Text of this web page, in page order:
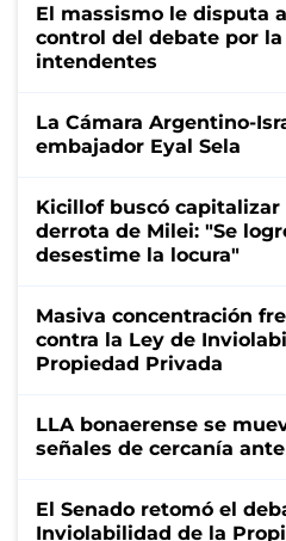
El massismo le disputa
control del debate por
intendentes
La Cámara Argentino-
embajador Eyal Sela
Kicillof buscó capitalizar
derrota de Milei: "Se
desestime la locura"
Masiva concentración
contra la Ley de
Propiedad Privada
LLA bonaerense se
señales de cercanía
El Senado retomó el
Inviolabilidad de la